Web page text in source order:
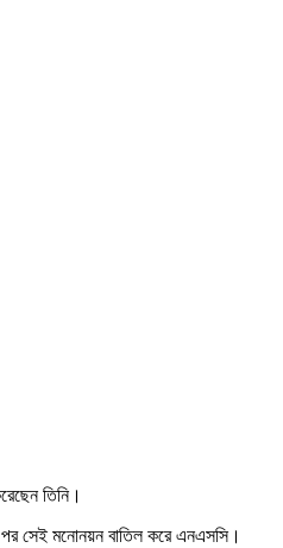
তিনি।
পর সেই মনোনয়ন বাতিল করে এনএসসি।